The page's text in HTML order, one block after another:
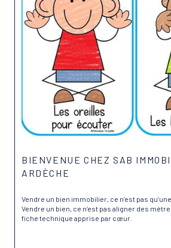
BIENVENUE CHEZ SAB
ARDÈCHE
Vendre un bien immobilier, ce n’est pas
Vendre un bien, ce n’est pas aligner des
fiche technique apprise par cœur.